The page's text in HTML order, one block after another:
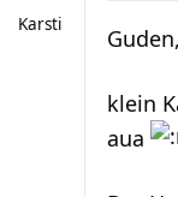
Karsti Guden,
klein
aua